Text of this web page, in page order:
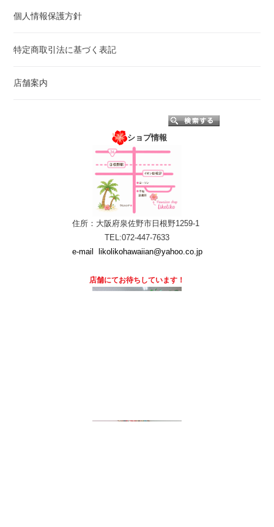
個人情報保護方針
特定商取引法に基づく表記
店舗案内
ショプ情報
住所：大阪府泉佐野市日根野1259-1
TEL:072-447-7633
e-mail
likolikohawaiian@yahoo.co.jp
店舗にてお待ちしています！